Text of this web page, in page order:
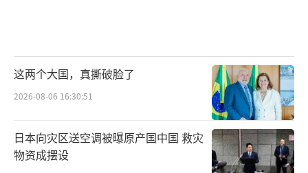
的实操队伍。此外还有计算改革成本。但这一
切应该具备的条件都不存在。特朗普让局外人
马斯克和寥寥几十个同样是局外人的年轻人作
为操刀手推进改革，同时把改革作为给马斯克
的政治回报，这注定了特朗普式的“机构改
这两个大国，真撕破脸了
2026-08-06 16:30:51
日本向灾区送空调被曝原产国中国 救灾
物资成摆设